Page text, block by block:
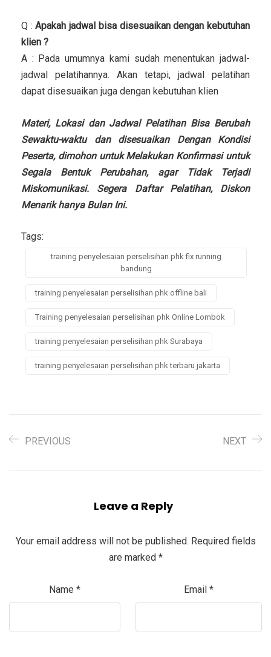
Q :Apakah jadwal bisa disesuaikan dengan kebutuhan
klien ?
A : Pada umumnya kami sudah menentukan jadwal-
jadwal pelatihannya. Akan tetapi, jadwal pelatihan
dapat disesuaikan juga dengan kebutuhan klien
Materi, Lokasi dan Jadwal Pelatihan Bisa Berubah
Sewaktu-waktu dan disesuaikan Dengan Kondisi
Peserta, dimohon untuk Melakukan Konfirmasi untuk
Segala Bentuk Perubahan, agar Tidak Terjadi
Miskomunikasi. Segera Daftar Pelatihan, Diskon
Menarik hanya Bulan Ini.
Tags:
training penyelesaian perselisihan phk fix running
bandung
training penyelesaian perselisihan phk offline bali
Training penyelesaian perselisihan phk Online Lombok
training penyelesaian perselisihan phk Surabaya
training penyelesaian perselisihan phk terbaru jakarta
PREVIOUS NEXT
Leave a Reply
Your email address will not be published. Required fields
are marked *
Name * Email *